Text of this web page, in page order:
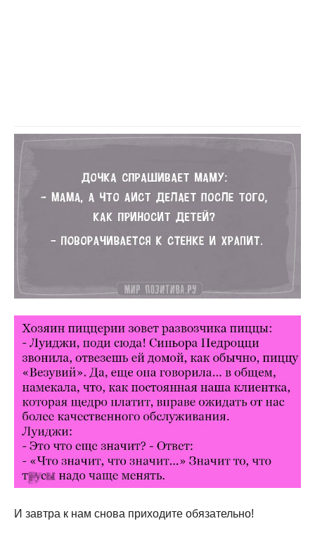
И завтра к нам снова приходите обязательно!